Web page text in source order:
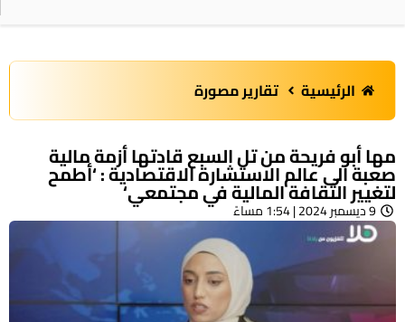
الرئيسية تقارير مصورة
مها أبو فريحة من تل السبع قادتها أزمة مالية
صعبة الى عالم الاستشارة الاقتصادية : ‘أطمح
لتغيير الثقافة المالية في مجتمعي‘
9 ديسمبر 2024 | 1:54 مساءً